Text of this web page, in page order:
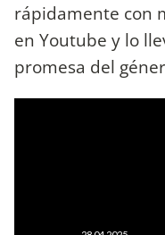
rápidamente con
en Youtube y lo
promesa del